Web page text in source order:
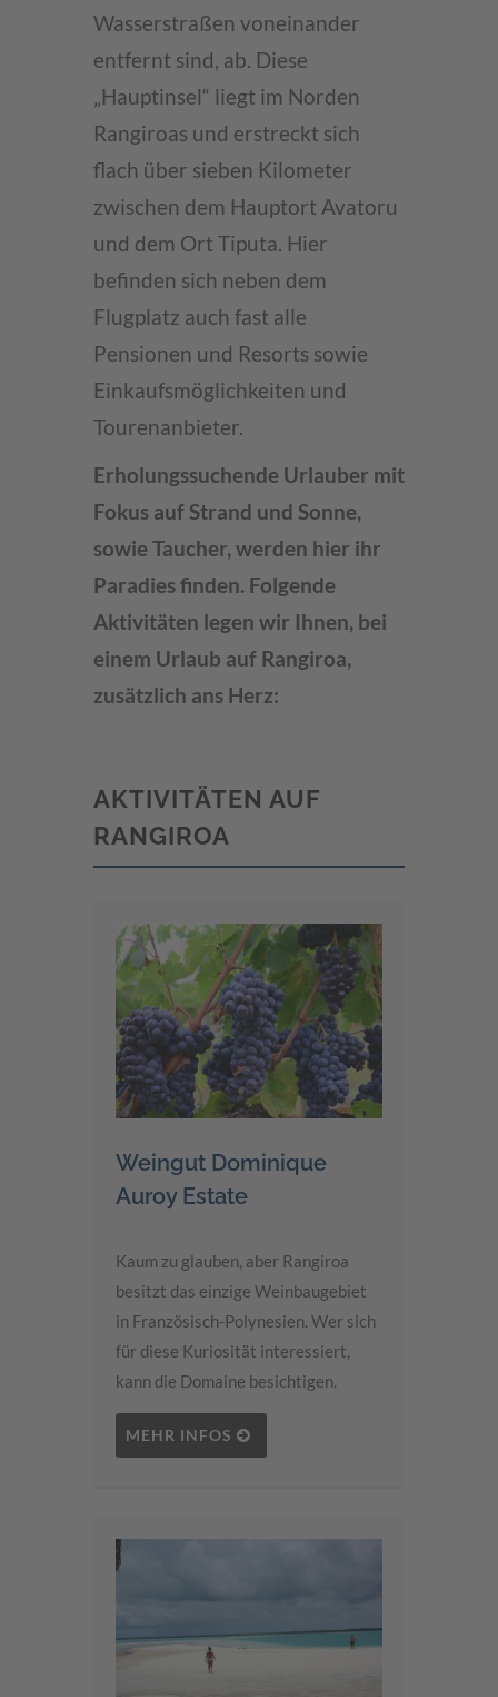
Wasserstraßen voneinander
entfernt sind, ab. Diese
„Hauptinsel“ liegt im Norden
Rangiroas und erstreckt sich
flach über sieben Kilometer
zwischen dem Hauptort Avatoru
und dem Ort Tiputa. Hier
befinden sich neben dem
Flugplatz auch fast alle
Pensionen und Resorts sowie
Einkaufsmöglichkeiten und
Tourenanbieter.
Erholungssuchende Urlauber mit
Fokus auf Strand und Sonne,
sowie Taucher, werden hier ihr
Paradies finden. Folgende
Aktivitäten legen wir Ihnen, bei
einem Urlaub auf Rangiroa,
zusätzlich ans Herz:
AKTIVITÄTEN AUF
RANGIROA
Weingut Dominique
Auroy Estate
Kaum zu glauben, aber Rangiroa
besitzt das einzige Weinbaugebiet
in Französisch-Polynesien. Wer sich
für diese Kuriosität interessiert,
kann die Domaine besichtigen.
MEHR INFOS